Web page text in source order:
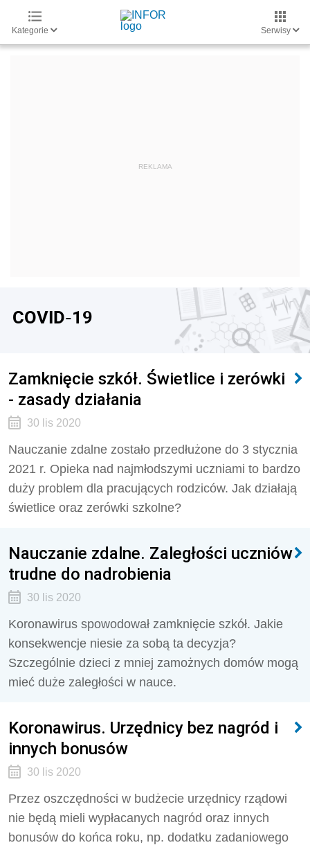
Kategorie Serwisy
COVID-19
Zamknięcie szkół. Świetlice i zerówki
- zasady działania
30 lis 2020
Nauczanie zdalne zostało przedłużone do 3 stycznia
2021 r. Opieka nad najmłodszymi uczniami to bardzo
duży problem dla pracujących rodziców. Jak działają
świetlice oraz zerówki szkolne?
Nauczanie zdalne. Zaległości uczniów
trudne do nadrobienia
30 lis 2020
Koronawirus spowodował zamknięcie szkół. Jakie
konsekwencje niesie za sobą ta decyzja?
Szczególnie dzieci z mniej zamożnych domów mogą
mieć duże zaległości w nauce.
Koronawirus. Urzędnicy bez nagród i
innych bonusów
30 lis 2020
Przez oszczędności w budżecie urzędnicy rządowi
nie będą mieli wypłacanych nagród oraz innych
bonusów do końca roku, np. dodatku zadaniowego